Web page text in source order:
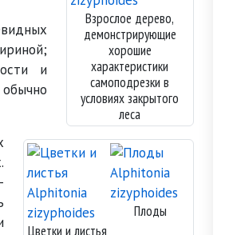
Взрослое дерево,
демонстрирующие
хорошие
характеристики
самоподрезки в
условиях закрытого
леса
Цветки и листья
Плоды
и